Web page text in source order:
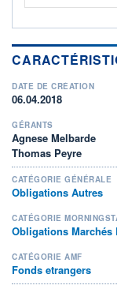
DATE DE CRÉATION
06.04.2018
GÉRANTS
Agnese Melbarde
Thomas Peyre
CATÉGORIE GÉNÉRALE
Obligations Autres
CATÉGORIE
Obligations Marchés
CATÉGORIE AMF
Fonds etrangers